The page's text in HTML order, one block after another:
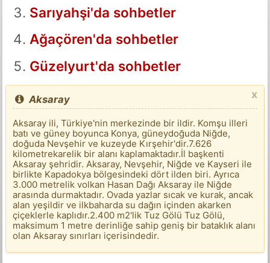
Sarıyahşi'da sohbetler
Ağaçören'da sohbetler
Güzelyurt'da sohbetler
x
Aksaray
Aksaray ili, Türkiye'nin merkezinde bir ildir. Komşu illeri
batı ve güney boyunca Konya, güneydoğuda Niğde,
doğuda Nevşehir ve kuzeyde Kırşehir'dir.7.626
kilometrekarelik bir alanı kaplamaktadır.İl başkenti
Aksaray şehridir. Aksaray, Nevşehir, Niğde ve Kayseri ile
birlikte Kapadokya bölgesindeki dört ilden biri. Ayrıca
3.000 metrelik volkan Hasan Dağı Aksaray ile Niğde
arasında durmaktadır. Ovada yazlar sıcak ve kurak, ancak
alan yeşildir ve ilkbaharda su dağın içinden akarken
çiçeklerle kaplıdır.2.400 m2'lik Tuz Gölü Tuz Gölü,
maksimum 1 metre derinliğe sahip geniş bir bataklık alanı
olan Aksaray sınırları içerisindedir.